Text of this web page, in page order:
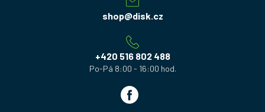
shop@disk.cz
+420 516 802 488